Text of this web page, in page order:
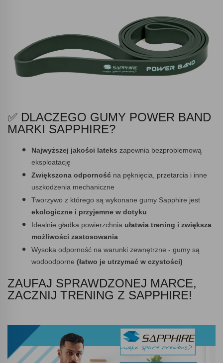
✅ DLACZEGO GUMY POWER BAND
MARKI SAPPHIRE?
Najwyższej jakości lateks zapewnia bezproblemową
eksploatację
Zwiększona odporność na pęknięcia, przetarcia i inne
uszkodzenia mechaniczne
Tworzywo z którego są wykonane gumy Sapphire jest
ekologiczne i przyjemne w dotyku
Idealnie gładka powierzchnia ułatwia trening i zwiększa
możliwości zastosowania
Wysoka odporność na warunki zewnętrzne - gumy są
wodoodporne (łatwo je utrzymać w czystości)
ZAUFAJ SPRAWDZONEJ MARCE,
ZACZNIJ TRENING Z SAPPHIRE!